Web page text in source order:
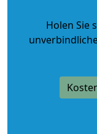
Holen Sie